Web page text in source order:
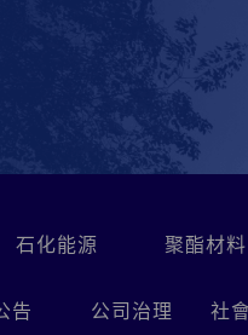
經營
化、企業社
200餘家關係企業，經
產業，生產服務基地涵
凝聚遠東人，
價
石化能源 聚酯材料
告 公司治理 社